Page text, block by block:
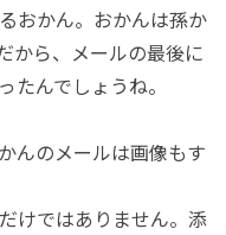
おかん。おかんは孫か
から、メールの最後に
んでしょうね。
んのメールは画像もす
けではありません。添